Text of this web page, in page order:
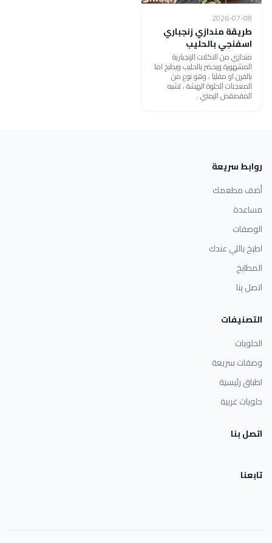
2026-07-08
طريقة مندازي زنجباري
اسفنجي بالحليب
مندازي من الاكلات الزنجبارية
المشهورة ويحضر بالحليب ويطبخ اما
بالفرن او مقليا ، وهو نوع من
المعجنات الحلوة الهشة ، تشبه
المقصقص اليمني .
روابط سريعة
أضف مطعمك
مساعدة
الوصفات
اطبخ باللي عندك
المطابخ
اتصل بنا
التصنيفات
الحلويات
وصفات سريعة
اطباق رئيسية
حلويات غربية
اتصل بنا
تابعنا